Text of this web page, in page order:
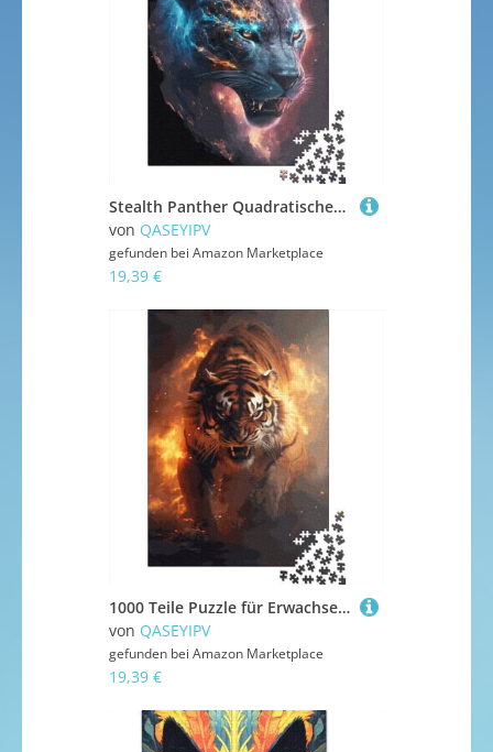
Stealth Panther Quadratisches Puzzle 1000 Teile für Erwachsene, Holzpuzzle für Familienunterhaltung, 1000 Teile (38 x 26 cm)
von QASEYIPV
gefunden bei Amazon Marketplace
19,39 €
1000 Teile Puzzle für Erwachsene, feuriger Tiger Puzzle für Erwachsene und Holzpuzzle, Heimdekoration, Urlaubsgeschenke, 1000 Teile (38 x 26 cm)
von QASEYIPV
gefunden bei Amazon Marketplace
19,39 €